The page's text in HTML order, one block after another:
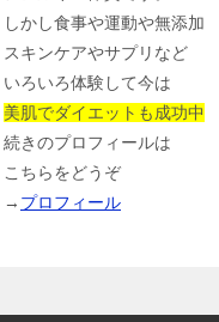
しかし食事や運動や無添加
スキンケアやサプリなど
いろいろ体験して今は
美肌でダイエットも成功中
続きのプロフィールは
こちらをどうぞ
→ プロフィール